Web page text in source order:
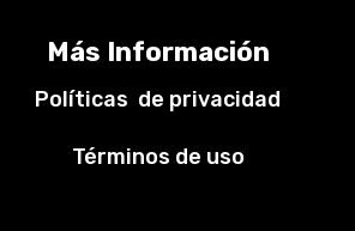
Más Información
Políticas de privacidad
Términos de uso